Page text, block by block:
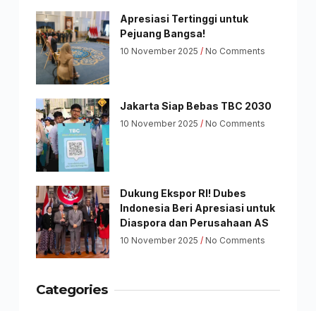
Apresiasi Tertinggi untuk
Pejuang Bangsa!
10 November 2025 No Comments
Jakarta Siap Bebas TBC 2030
10 November 2025 No Comments
Dukung Ekspor RI! Dubes
Indonesia Beri Apresiasi untuk
Diaspora dan Perusahaan AS
10 November 2025 No Comments
Categories